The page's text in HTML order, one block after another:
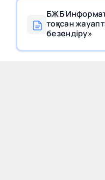
БЖБ
тоқсан
безендіру»